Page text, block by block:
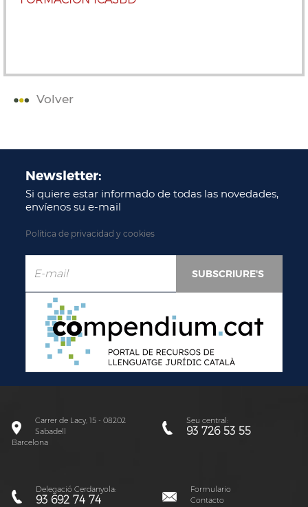
Volver
Newsletter:
Si quiere estar informado de todas las novedades,
envíenos su e-mail
Política de privacidad y cookies
Carrer de Lacy, 15 - 08202
Sabadell
Barcelona
Seu central:
93 726 53 55
Delegació Cerdanyola:
93 692 74 74
Formulario
Contacto